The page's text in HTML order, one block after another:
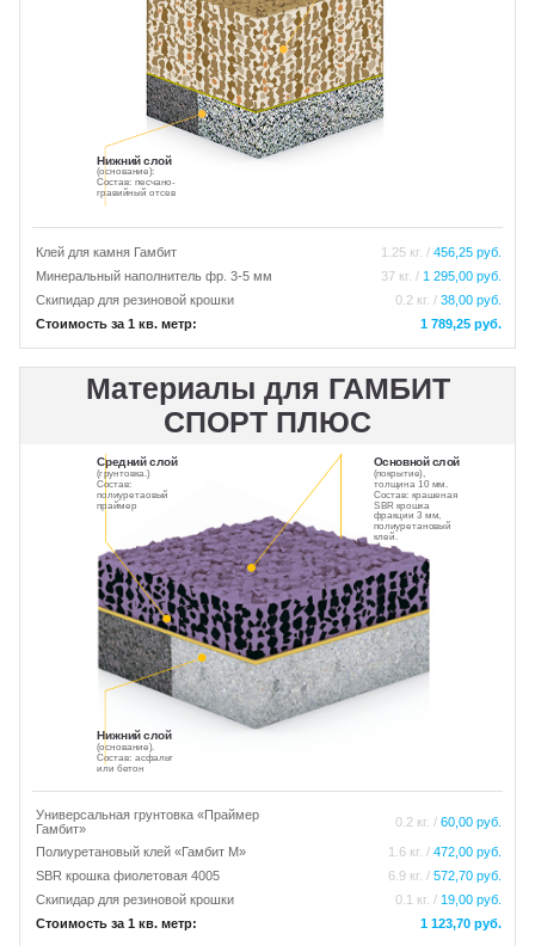
Нижний слой
(основание):
Состав: песчано-
гравийный отсев
Клей для камня Гамбит 1.25 кг. / 456,25 руб.
Минеральный наполнитель фр. 3-5 мм
37 кг. / 1 295,00 руб.
Скипидар для резиновой крошки
0.2 кг. / 38,00 руб.
Стоимость за 1 кв. метр:
1 789,25 руб.
Материалы для ГАМБИТ
СПОРТ ПЛЮС
Нижний слой
(основание).
Состав: асфальт
или бетон
Средний слой
(грунтовка.)
Состав:
полиуретаовый
праймер
Основной слой
(покрытие),
толщина 10 мм.
Состав: крашеная
SBR крошка
фракции 3 мм,
полиуретановый
клей.
Универсальная грунтовка «Праймер
Гамбит»
0.2 кг. / 60,00 руб.
Полиуретановый клей «Гамбит М» 1.6 кг. / 472,00 руб.
SBR крошка фиолетовая 4005
6.9 кг. / 572,70 руб.
Скипидар для резиновой крошки
0.1 кг. / 19,00 руб.
Стоимость за 1 кв. метр:
1 123,70 руб.